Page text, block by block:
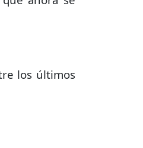
los últimos